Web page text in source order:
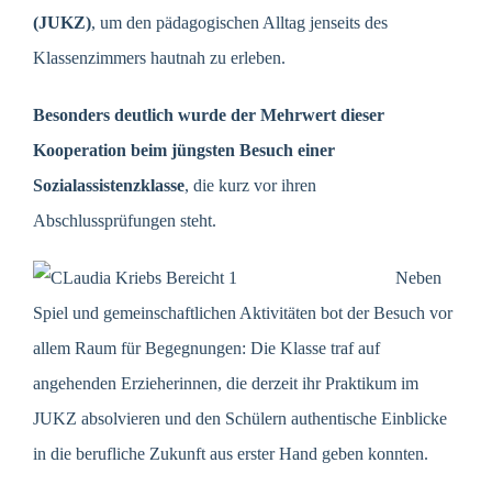
(JUKZ), um den pädagogischen Alltag jenseits des
Klassenzimmers hautnah zu erleben.
Besonders deutlich wurde der Mehrwert dieser
Kooperation beim jüngsten Besuch einer
Sozialassistenzklasse, die kurz vor ihren
Abschlussprüfungen steht.
Neben
Spiel und gemeinschaftlichen Aktivitäten bot der Besuch vor
allem Raum für Begegnungen: Die Klasse traf auf
angehenden Erzieherinnen, die derzeit ihr Praktikum im
JUKZ absolvieren und den Schülern authentische Einblicke
in die berufliche Zukunft aus erster Hand geben konnten.